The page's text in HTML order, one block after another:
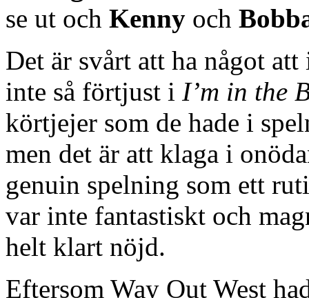
se ut och Kenny och
Det är svårt att ha något
inte så förtjust i I’m in the
körtjejer som de hade i
men det är att klaga i
genuin spelning som ett
var inte fantastiskt och
helt klart nöjd.
Eftersom Way Out West